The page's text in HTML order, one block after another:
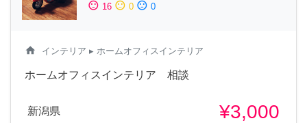
sentiment_satisfied 16 sentiment_neutral 0 sentiment_dissatisfied 0
home インテリア ▸ ホームオフィスインテリア
ホームオフィスインテリア 相談
新潟県 ¥3,000